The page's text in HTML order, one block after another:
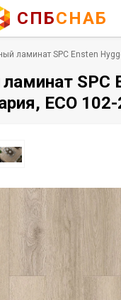
СПБСНАБ
ламинат SPC Ensten
SPC
ECO